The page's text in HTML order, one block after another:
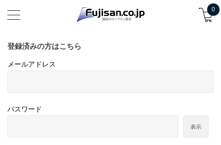
0
登録済みの方はこちら
メールアドレス
パスワード
表示